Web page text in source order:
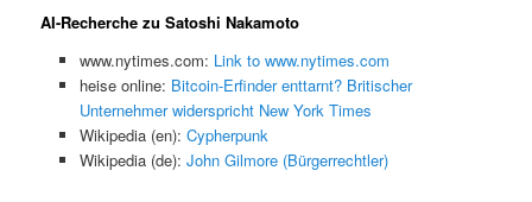
AI-Recherche zu Satoshi Nakamoto
www.nytimes.com: Link to www.nytimes.com
heise online: Bitcoin-Erfinder enttarnt? Britischer
Unternehmer widerspricht New York Times
Wikipedia (en): Cypherpunk
Wikipedia (de): John Gilmore (Bürgerrechtler)